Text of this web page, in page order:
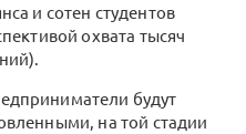
и сотен студентов
охвата тысяч
будут
на той стадии